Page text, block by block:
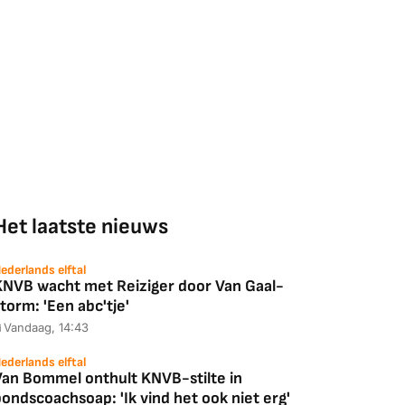
laatste nieuws
elftal
wacht met Reiziger door Van Gaal-
'Een abc'tje'
Vandaag, 14:43
elftal
Bommel onthult KNVB-stilte in
'Ik vind het ook niet erg'